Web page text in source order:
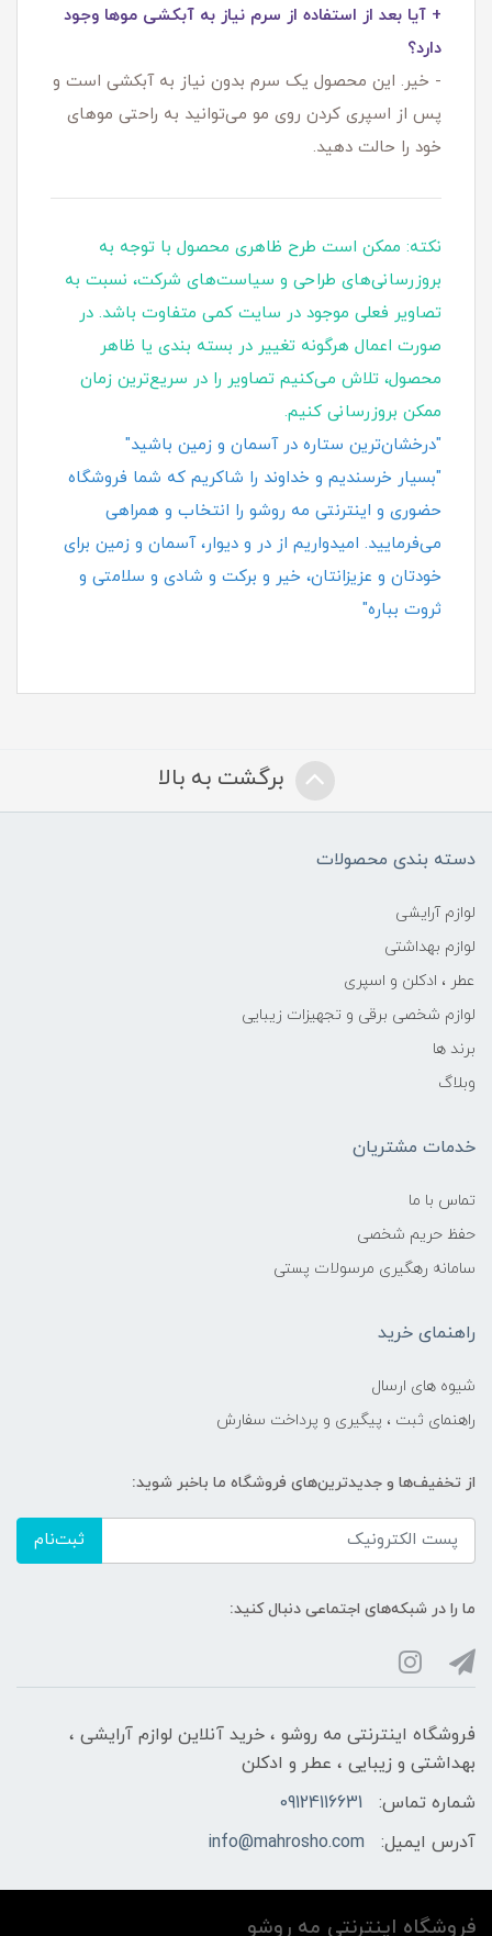
+ آیا بعد از استفاده از سرم نیاز به آبکشی موها وجود
دارد؟
- خیر. این محصول یک سرم بدون نیاز به آبکشی است و
پس از اسپری کردن روی مو می‌توانید به راحتی موهای
خود را حالت دهید.
نکته: ممکن است طرح ظاهری محصول با توجه به
بروزرسانی‌های طراحی و سیاست‌های شرکت، نسبت به
تصاویر فعلی موجود در سایت کمی متفاوت باشد. در
صورت اعمال هرگونه تغییر در بسته‌ بندی یا ظاهر
محصول، تلاش می‌کنیم تصاویر را در سریع‌ترین زمان
ممکن بروزرسانی کنیم.
"درخشان‌ترین ستاره در آسمان و زمین باشید"
"بسیار خرسندیم و خداوند را شاکریم که شما فروشگاه
حضوری و اینترنتی مه روشو را انتخاب و همراهی
می‌فرمایید. امیدواریم از در و دیوار، آسمان و زمین برای
خودتان و عزیزانتان، خیر و برکت و شادی و سلامتی و
ثروت بباره"
برگشت به بالا
دسته بندی محصولات
لوازم آرایشی
لوازم بهداشتی
عطر ، ادکلن و اسپری
لوازم شخصی برقی و تجهیزات زیبایی
برند ها
وبلاگ
خدمات مشتریان
تماس با ما
حفظ حریم شخصی
سامانه رهگیری مرسولات پستی
راهنمای خرید
شیوه های ارسال
راهنمای ثبت ، پیگیری و پرداخت سفارش
از تخفیف‌ها و جدیدترین‌های فروشگاه ما باخبر شوید:
ثبت‌نام
ما را در شبکه‌های اجتماعی دنبال کنید:
فروشگاه اینترنتی مه‌ رو‌شو ، خرید آنلاین لوازم آرایشی ،
بهداشتی و زیبایی ، عطر و ادکلن
شماره تماس:
09124116631
آدرس ایمیل:
info@mahrosho.com
فروشگاه اینترنتی مه‌ رو‌شو